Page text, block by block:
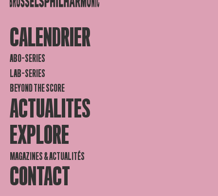
CALENDRIER
ABO-SERIES
LAB-SERIES
BEYOND THE SCORE
ACTUALITES
EXPLORE
MAGAZINES & ACTUALITÉS
CONTACT